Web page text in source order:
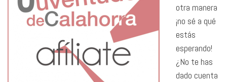
otra manera
¡no sé a qué
estás
esperando!
¿No te has
dado cuenta